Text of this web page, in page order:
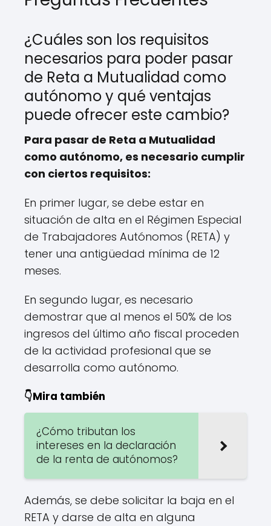
¿Cuáles son los requisitos
necesarios para poder pasar
de Reta a Mutualidad como
autónomo y qué ventajas
puede ofrecer este cambio?
Para pasar de Reta a Mutualidad
como autónomo, es necesario cumplir
con ciertos requisitos:
En primer lugar, se debe estar en
situación de alta en el Régimen Especial
de Trabajadores Autónomos (RETA) y
tener una antigüedad mínima de 12
meses.
En segundo lugar, es necesario
demostrar que al menos el 50% de los
ingresos del último año fiscal proceden
de la actividad profesional que se
desarrolla como autónomo.
👇Mira también
¿Cómo tributan los
intereses en la declaración
de la renta de autónomos?
Además, se debe solicitar la baja en el
RETA y darse de alta en alguna